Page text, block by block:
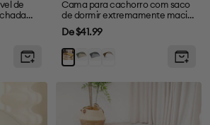
de
Cama para cachorro com saco
de dormir extremamente macio
e felpudo
Preço
de
venda
De $41.99
Amarelo
VerdeCinzaMarrom